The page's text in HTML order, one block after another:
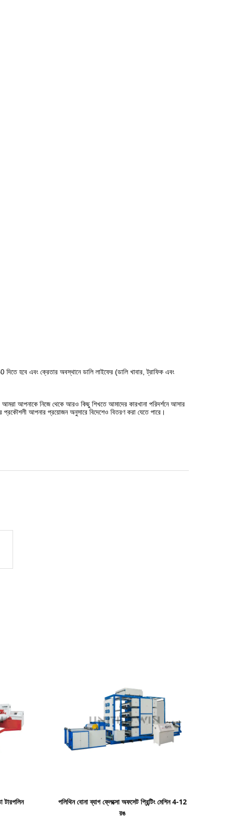
হবে এবং ক্রেতার অবস্থানে ডালি লাইফের (ডালি খাবার, ট্রাফিক এবং
আপনাকে নিজে থেকে আরও কিছু শিখতে আমাদের কারখানা পরিদর্শনে আসার
আপনার প্রয়োজন অনুসারে বিদেশেও বিতরণ করা যেতে পারে।
টারপলিন
পলিথিন বোনা ব্যাগ ফ্লেক্সো অফসেট প্রিন্টিং মেশিন 4-12
রঙ